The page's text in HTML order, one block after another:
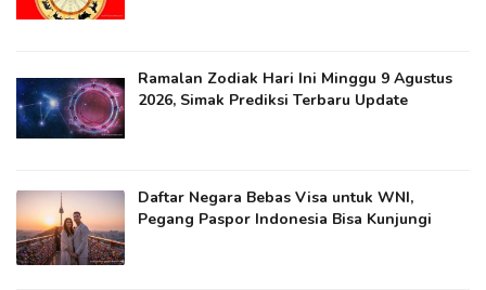
Ramalan Zodiak Hari Ini Minggu 9 Agustus
2026, Simak Prediksi Terbaru Update
Daftar Negara Bebas Visa untuk WNI,
Pegang Paspor Indonesia Bisa Kunjungi